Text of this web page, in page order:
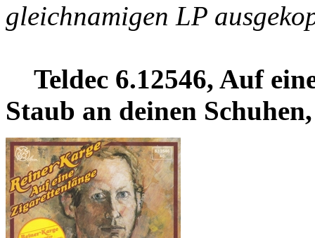
gleichnamigen LP
Teldec 6.12546, Auf
Staub an deinen